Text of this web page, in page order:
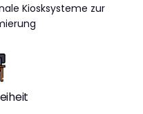
Kiosksysteme zur